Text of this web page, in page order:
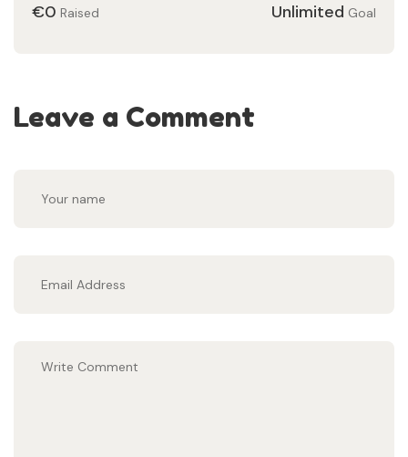
€0 Raised Unlimited Goal
Leave a Comment